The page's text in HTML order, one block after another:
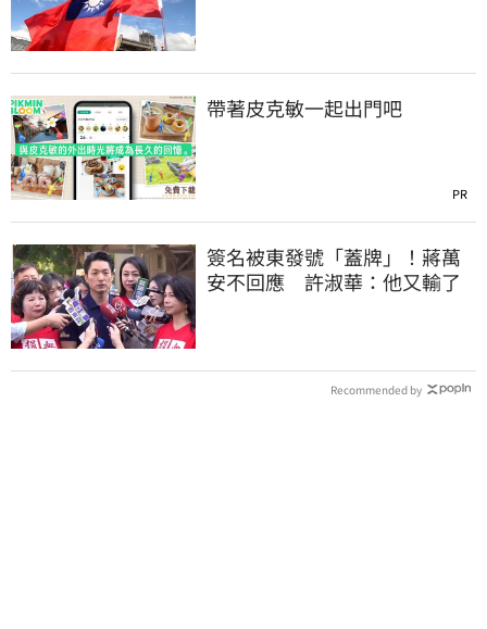
帶著皮克敏一起出門吧
PR
簽名被東發號「蓋牌」！蔣萬
安不回應 許淑華：他又輸了
Recommended by